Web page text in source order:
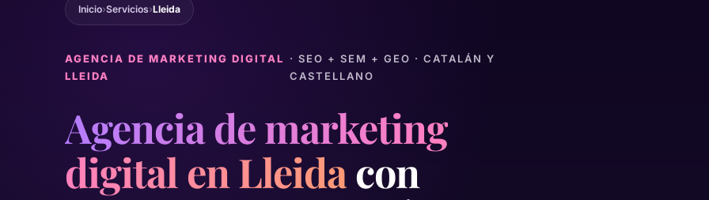
Inicio›Servicios›Lleida
AGENCIA DE MARKETING DIGITAL
LLEIDA
· SEO + SEM + GEO · CATALÁN Y
CASTELLANO
Agencia de marketing
digital en Lleidacon